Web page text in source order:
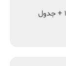
قیمت طلا و سکه امروز ۱۲ مرداد ۱۴۰۵ + جدول